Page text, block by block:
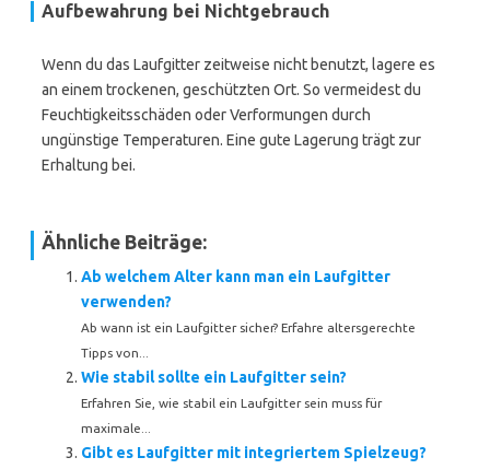
Aufbewahrung bei Nichtgebrauch
Wenn du das Laufgitter zeitweise nicht benutzt, lagere es
an einem trockenen, geschützten Ort. So vermeidest du
Feuchtigkeitsschäden oder Verformungen durch
ungünstige Temperaturen. Eine gute Lagerung trägt zur
Erhaltung bei.
Ähnliche Beiträge:
Ab welchem Alter kann man ein Laufgitter
verwenden?
Ab wann ist ein Laufgitter sicher? Erfahre altersgerechte
Tipps von...
Wie stabil sollte ein Laufgitter sein?
Erfahren Sie, wie stabil ein Laufgitter sein muss für
maximale...
Gibt es Laufgitter mit integriertem Spielzeug?